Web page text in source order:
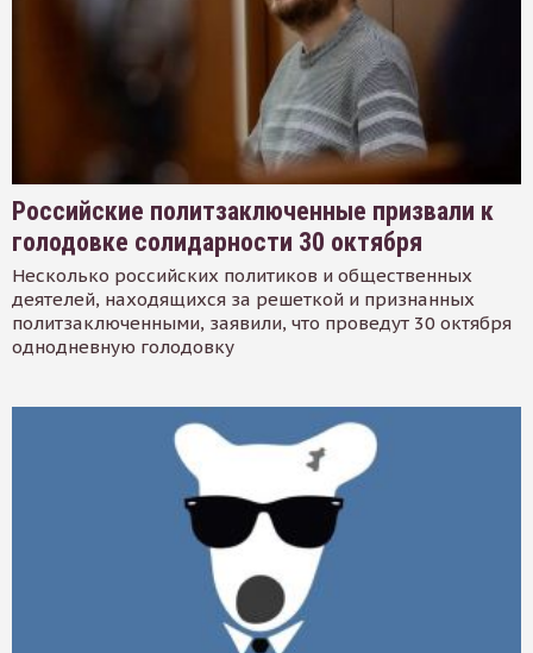
Российские политзаключенные призвали к
голодовке солидарности 30 октября
Несколько российских политиков и общественных
деятелей, находящихся за решеткой и признанных
политзаключенными, заявили, что проведут 30 октября
однодневную голодовку